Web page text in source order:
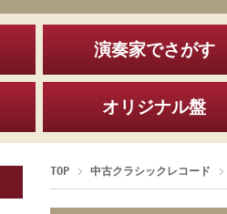
演奏家でさがす
オリジナル盤
TOP 中古クラシックレコード